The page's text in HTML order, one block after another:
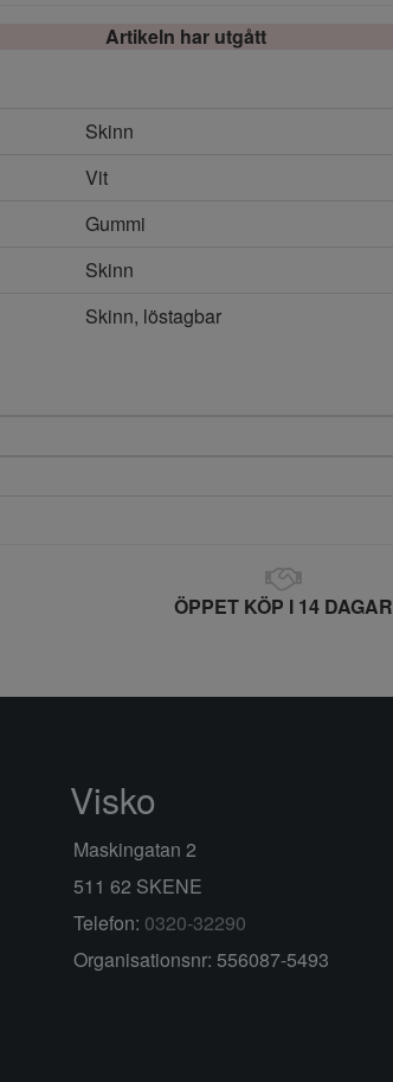
Artikeln har utgått
Skinn
Vit
Gummi
Skinn
Skinn, löstagbar
ÖPPET KÖP I 14 DAGAR
Visko
Maskingatan 2
511 62 SKENE
Telefon: 0320-32290
Organisationsnr: 556087-5493